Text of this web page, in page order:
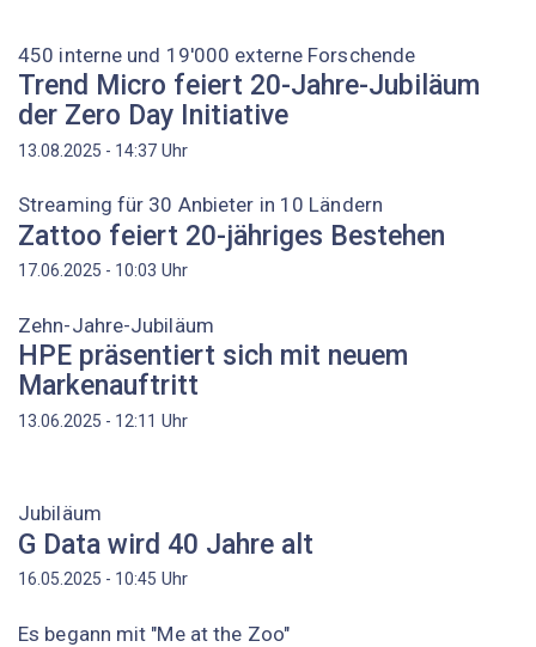
450 interne und 19'000 externe Forschende
Trend Micro feiert 20-Jahre-Jubiläum
der Zero Day Initiative
13.08.2025 - 14:37 Uhr
Streaming für 30 Anbieter in 10 Ländern
Zattoo feiert 20-jähriges Bestehen
17.06.2025 - 10:03 Uhr
Zehn-Jahre-Jubiläum
HPE präsentiert sich mit neuem
Markenauftritt
13.06.2025 - 12:11 Uhr
Jubiläum
G Data wird 40 Jahre alt
16.05.2025 - 10:45 Uhr
Es begann mit "Me at the Zoo"